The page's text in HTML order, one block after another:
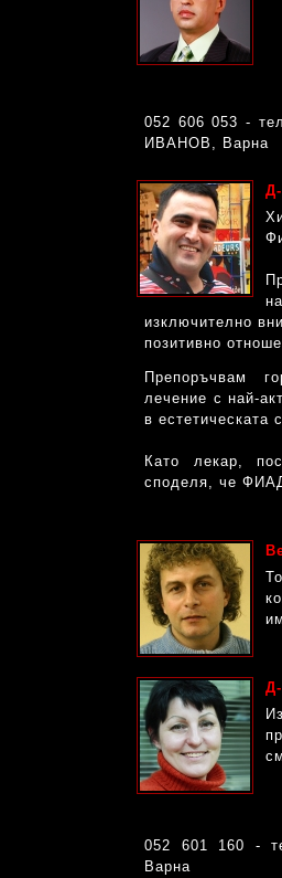
052 606 053 -
ИВАНОВ, Варна
изключително
позитивно
Препоръчвам
лечение с най-
в естетическата
Като лекар,
споделя, че
052 601 160 -
Варна